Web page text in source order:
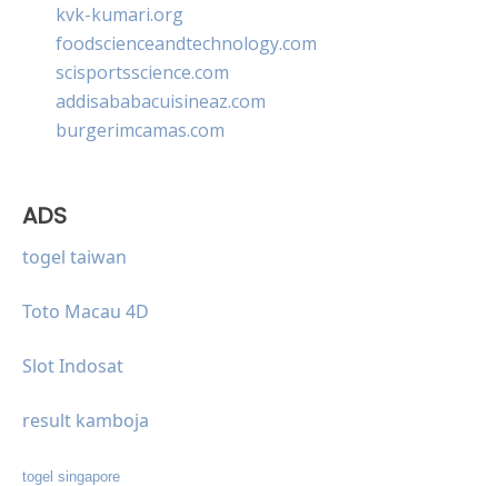
kvk-kumari.org
foodscienceandtechnology.com
scisportsscience.com
addisababacuisineaz.com
burgerimcamas.com
ADS
togel taiwan
Toto Macau 4D
Slot Indosat
result kamboja
togel singapore